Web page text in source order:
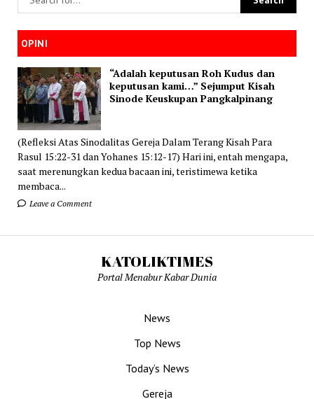
OPINI
“Adalah keputusan Roh Kudus dan
keputusan kami…” Sejumput Kisah
Sinode Keuskupan Pangkalpinang
(Refleksi Atas Sinodalitas Gereja Dalam Terang Kisah Para
Rasul 15:22-31 dan Yohanes 15:12-17) Hari ini, entah mengapa,
saat merenungkan kedua bacaan ini, teristimewa ketika
membaca...
Leave a Comment
KATOLIKTIMES
Portal Menabur Kabar Dunia
News
Top News
Today’s News
Gereja